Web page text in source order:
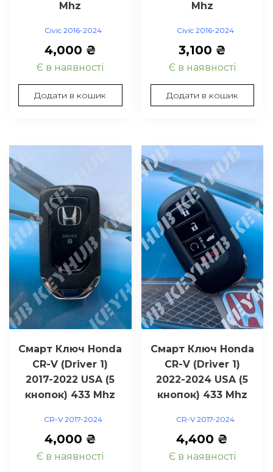
Mhz
Civic 2016-2024
4,000 ₴
Є в наявності
Додати в кошик
Mhz
Civic 2016-2024
3,100 ₴
Є в наявності
Додати в кошик
Смарт Ключ Honda
CR-V (Driver 1)
2017-2022 USA (5
кнопок) 433 Mhz
CR-V 2017-2024
4,000 ₴
Є в наявності
Смарт Ключ Honda
CR-V (Driver 1)
2022-2024 USA (5
кнопок) 433 Mhz
CR-V 2017-2024
4,400 ₴
Є в наявності